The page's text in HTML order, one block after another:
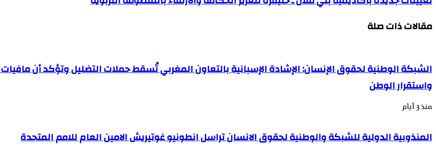
مقالات ذات صلة
الشبكة الوطنية لحقوق الإنسان: الإشادة الإسبانية بالتعاون المغربي تُسقط حملات التضليل وتؤكد أن
واستقرار الوطن
منذ 3 أيام
المنذوبية الدولية للشبكة والوطنية لحقوق الانسان تراسل انطونيو غوتيريش الامين العام للامم المتحدة